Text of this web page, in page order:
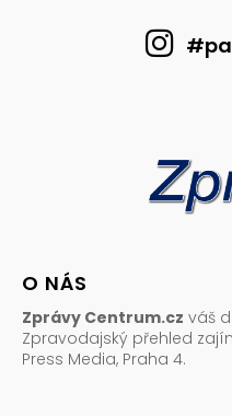
O NÁS
Zprávy Centrum.cz váš
Zpravodajský přehled
Press Media, Praha 4.